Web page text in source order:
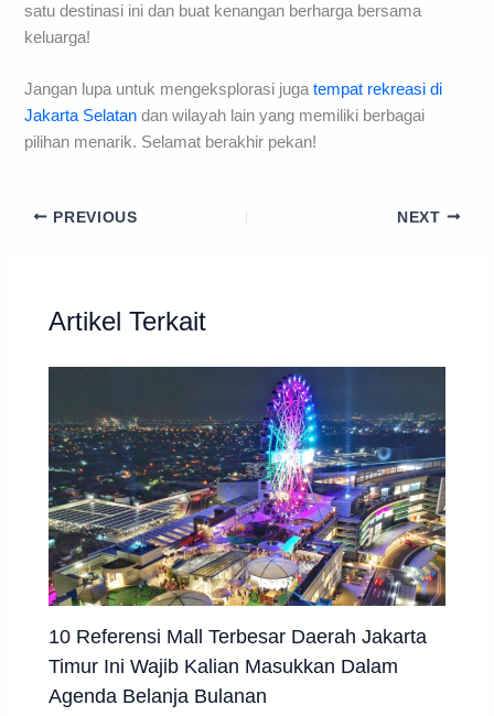
satu destinasi ini dan buat kenangan berharga bersama
keluarga!
Jangan lupa untuk mengeksplorasi jugatempat rekreasi di
Jakarta Selatan dan wilayah lain yang memiliki berbagai
pilihan menarik. Selamat berakhir pekan!
PREVIOUS NEXT
Artikel Terkait
10 Referensi Mall Terbesar Daerah Jakarta
Timur Ini Wajib Kalian Masukkan Dalam
Agenda Belanja Bulanan